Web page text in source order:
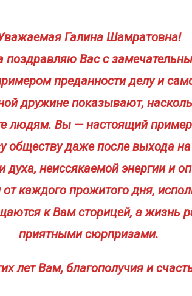
Галина Шамратовна!
поздравляю Вас с
преданности делу и
дружине показывают,
людям. Вы — настоящий
обществу даже после выхода
духа, неиссякаемой энергии и
каждого прожитого дня,
к Вам сторицей, а жизнь
приятными сюрпризами.
лет Вам, благополучия и